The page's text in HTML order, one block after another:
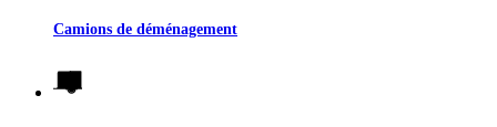
Camions de déménagement